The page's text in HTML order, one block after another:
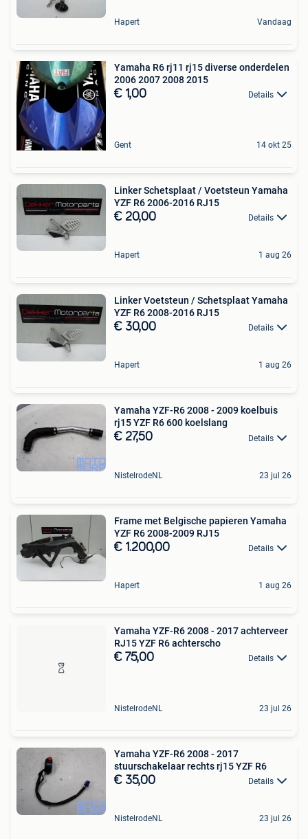
Hapert Vandaag
Yamaha R6 rj11 rj15 diverse onderdelen
2006 2007 2008 2015
€ 1,00 Details
Gent 14 okt 25
Linker Schetsplaat / Voetsteun Yamaha
YZF R6 2006-2016 RJ15
€ 20,00 Details
Hapert 1 aug 26
Linker Voetsteun / Schetsplaat Yamaha
YZF R6 2008-2016 RJ15
€ 30,00 Details
Hapert 1 aug 26
Yamaha YZF-R6 2008 - 2009 koelbuis
rj15 YZF R6 600 koelslang
€ 27,50 Details
NistelrodeNL 23 jul 26
Frame met Belgische papieren Yamaha
YZF R6 2008-2009 RJ15
€ 1.200,00 Details
Hapert 1 aug 26
Yamaha YZF-R6 2008 - 2017 achterveer
RJ15 YZF R6 achterscho
€ 75,00 Details
NistelrodeNL 23 jul 26
Yamaha YZF-R6 2008 - 2017
stuurschakelaar rechts rj15 YZF R6
€ 35,00 Details
NistelrodeNL 23 jul 26